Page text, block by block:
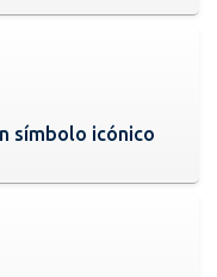
símbolo icónico